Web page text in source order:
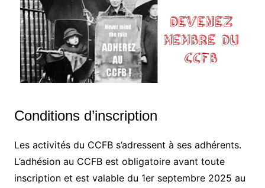
Conditions d’inscription
Les activités du CCFB s’adressent à ses adhérents.
L’adhésion au CCFB est obligatoire avant toute
inscription et est valable du 1er septembre 2025 au